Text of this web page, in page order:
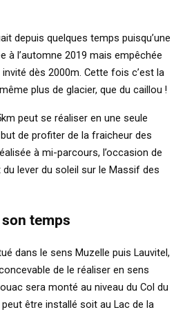
depuis quelques temps puisqu’une
à l’automne 2019 mais empêchée
invité dès 2000m. Cette fois c’est la
plus de glacier, que du caillou !
peut se réaliser en une seule
de profiter de la fraicheur des
à mi-parcours, l’occasion de
lever du soleil sur le Massif des
temps
dans le sens Muzelle puis Lauvitel,
de le réaliser en sens
sera monté au niveau du Col du
être installé soit au Lac de la